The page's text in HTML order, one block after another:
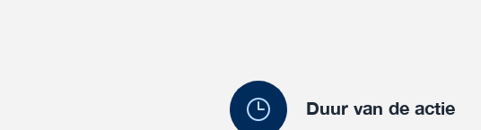
Duur van de actie